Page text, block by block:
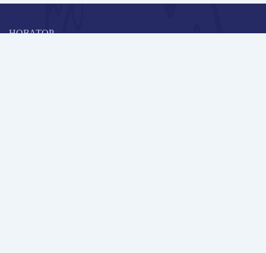
НОВАТОР